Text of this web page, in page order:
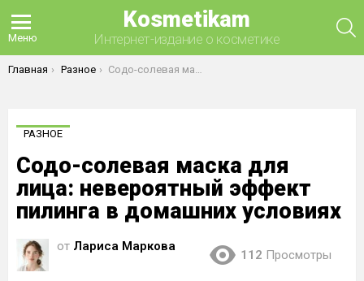
Меню
Kosmetikam
Интернет-издание о косметике
Вы здесь:
Главная Разное Содо-солевая маска для лица: невероятный эффект пилинга в домашних условиях
РАЗНОЕ
Содо-солевая маска для
лица: невероятный эффект
пилинга в домашних условиях
от Лариса Маркова
112 Просмотры